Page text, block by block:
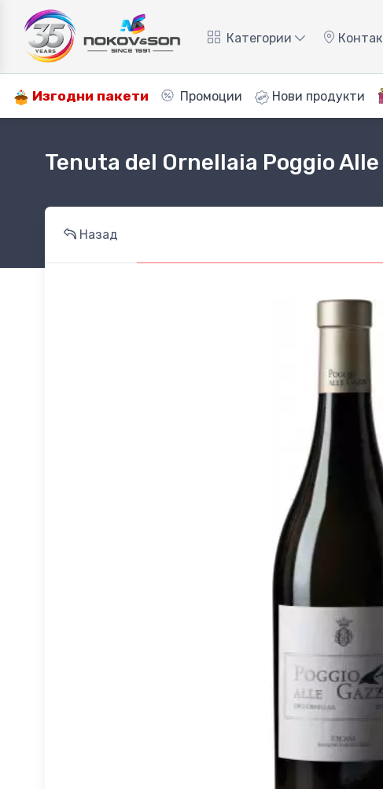
Категории
Изгодни пакети Промоции Нови продукти
Tenuta del Ornellaia Poggio
Назад